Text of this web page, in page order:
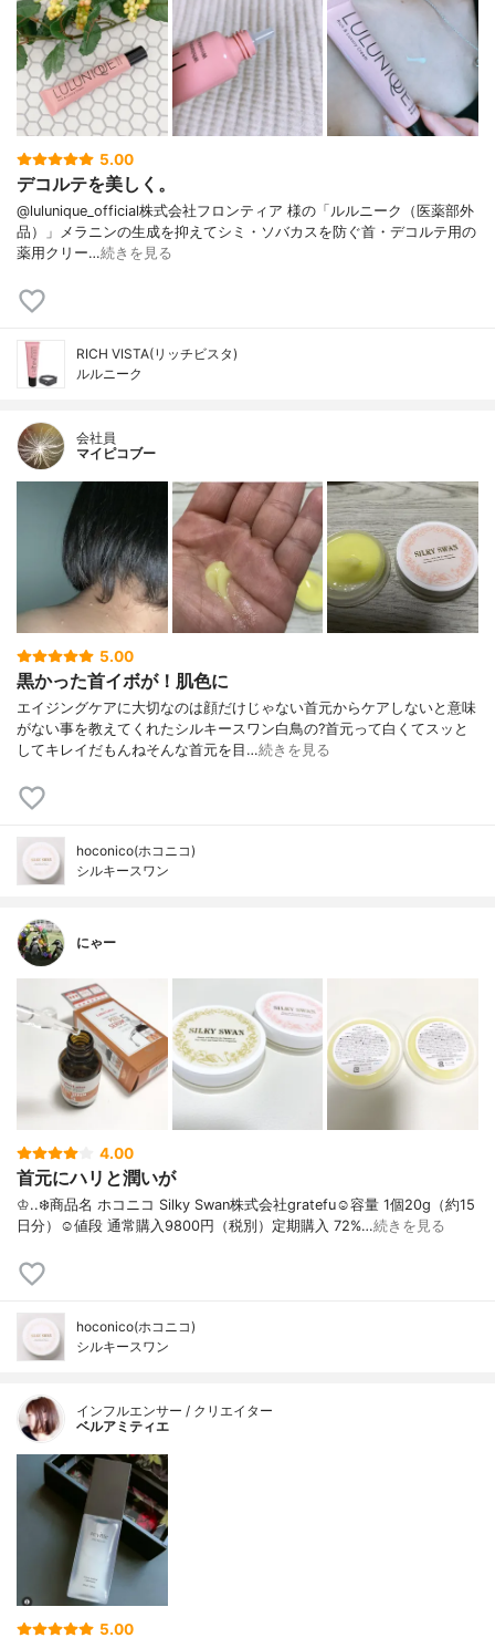
5.00
デコルテを美しく。
@lulunique_official株式会社フロンティア 様の「ルルニーク（医薬部外
品）」メラニンの生成を抑えてシミ・ソバカスを防ぐ首・デコルテ用の
薬用クリー…続きを見る
RICH VISTA(リッチビスタ)
ルルニーク
会社員
マイピコブー
5.00
黒かった首イボが！肌色に
エイジングケアに大切なのは顔だけじゃない首元からケアしないと意味
がない事を教えてくれたシルキースワン白鳥の?首元って白くてスッと
してキレイだもんねそんな首元を目…続きを見る
hoconico(ホコニコ)
シルキースワン
にゃー
4.00
首元にハリと潤いが
♔..❄️商品名 ホコニコ Silky Swan株式会社gratefu☺︎︎容量 1個20g（約15
日分）☺︎︎値段 通常購入9800円（税別）定期購入 72%…続きを見る
hoconico(ホコニコ)
シルキースワン
インフルエンサー / クリエイター
ベルアミティエ
5.00